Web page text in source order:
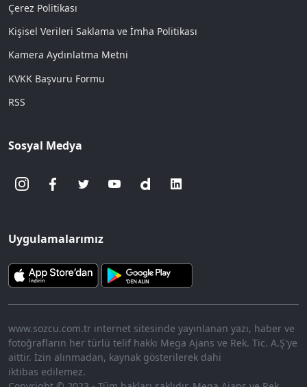
Çerez Politikası
Kişisel Verileri Saklama ve İmha Politikası
Kamera Aydınlatma Metni
KVKK Başvuru Formu
RSS
Sosyal Medya
Uygulamalarımız
www.sozcu.com.tr internet sitesinde yayınlanan yazı, haber ve
fotoğrafların her türlü telif hakkı Mega Ajans ve Rek. Tic. A.Ş'ye
aittir. İzin alınmadan, kaynak gösterilerek dahi
iktibas edilemez.